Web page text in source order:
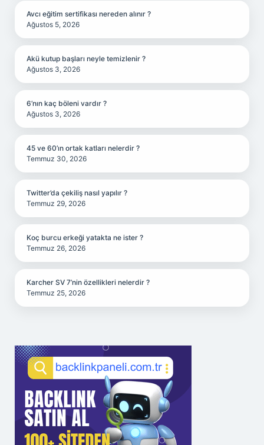
Avcı eğitim sertifikası nereden alınır ?
Ağustos 5, 2026
Akü kutup başları neyle temizlenir ?
Ağustos 3, 2026
6’nın kaç böleni vardır ?
Ağustos 3, 2026
45 ve 60’ın ortak katları nelerdir ?
Temmuz 30, 2026
Twitter’da çekiliş nasıl yapılır ?
Temmuz 29, 2026
Koç burcu erkeği yatakta ne ister ?
Temmuz 26, 2026
Karcher SV 7’nin özellikleri nelerdir ?
Temmuz 25, 2026